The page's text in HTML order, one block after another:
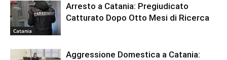
Catania
Arresto a Catania: Pregiudicato
Catturato Dopo Otto Mesi di Ricerca
Aggressione Domestica a Catania: